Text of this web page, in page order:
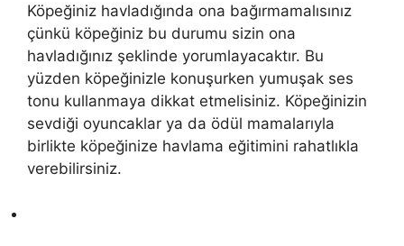
Köpeğiniz havladığında ona bağırmamalısınız
çünkü köpeğiniz bu durumu sizin ona
havladığınız şeklinde yorumlayacaktır. Bu
yüzden köpeğinizle konuşurken yumuşak ses
tonu kullanmaya dikkat etmelisiniz. Köpeğinizin
sevdiği oyuncaklar ya da ödül mamalarıyla
birlikte köpeğinize havlama eğitimini rahatlıkla
verebilirsiniz.